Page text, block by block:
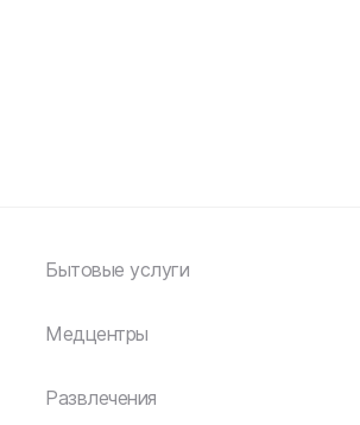
Бытовые услуги
Медцентры
Развлечения